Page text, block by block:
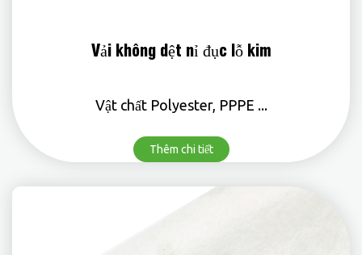
Vải không dệt nỉ đục lỗ kim
Vật chất Polyester, PPPE ...
Thêm chi tiết